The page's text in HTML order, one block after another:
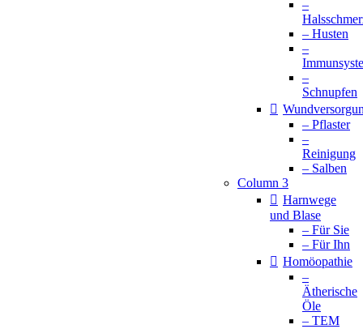
–
– Husten
–
–
Schnupfen
– Pflaster
–
Reinigung
– Salben
Column 3
Harnwege
und Blase
– Für Sie
– Für Ihn
Homöopathie
–
Ätherische
Öle
– TEM